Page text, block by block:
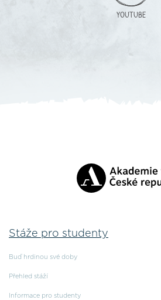
YOUTUBE
Stáže pro studenty
Buď hrdinou své doby
Přehled stáží
Informace pro studenty